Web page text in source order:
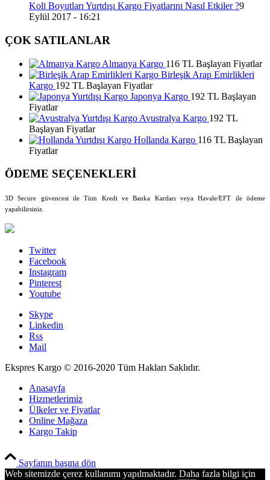
PCI-DSS Ödeme Güvenliği
Koli Boyutları Yurtdışı Kargo Fiyatlarını Nasıl Etkiler ?9
Eylül 2017 - 16:21
ÇOK SATILANLAR
Almanya Kargo 116 TL Başlayan Fiyatlar
Birleşik Arap Emirlikleri
Kargo 192 TL Başlayan Fiyatlar
Japonya Kargo 192 TL Başlayan
Fiyatlar
Avustralya Kargo 192 TL
Başlayan Fiyatlar
Hollanda Kargo 116 TL Başlayan
Fiyatlar
ÖDEME SEÇENEKLERİ
3D Secure güvencesi ile Tüm Kredi ve Banka Kartları veya Havale/EFT ile ödeme
yapabilirsiniz.
Twitter
Facebook
Instagram
Pinterest
Youtube
Skype
Linkedin
Rss
Mail
Ekspres Kargo © 2016-2020 Tüm Hakları Saklıdır.
Anasayfa
Hizmetlerimiz
Ülkeler ve Fiyatlar
Online Mağaza
Kargo Takip
Sayfanın başına dön
Web sitemizde çerez kullanımı yapılmaktadır. Daha fazla bilgi için